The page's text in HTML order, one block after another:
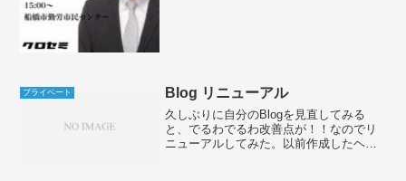
プライベート Blog リニューアル
久しぶりに自分のBlogを見直してみる
と、でるわでるわ改善点が！！なのでリ
ニューアルしてみた。以前作成したヘッ